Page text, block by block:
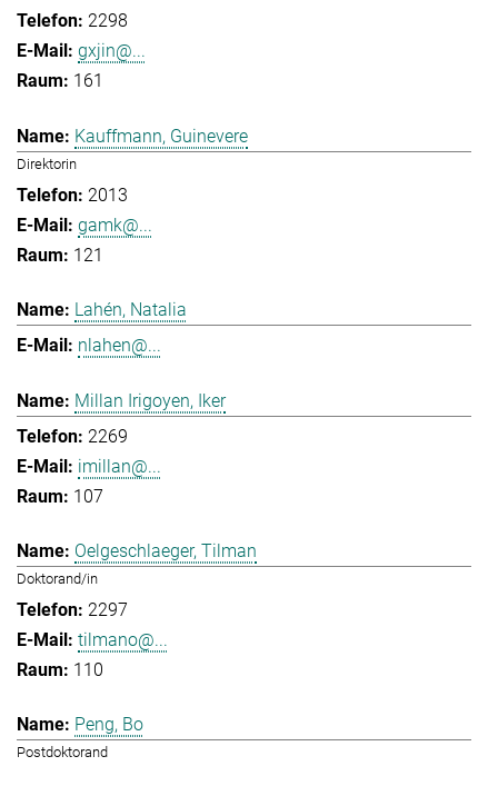
2298
gxjin@...
161
Kauffmann, Guinevere
Direktorin
2013
gamk@...
121
Lahén, Natalia
nlahen@...
Millan Irigoyen, Iker
2269
imillan@...
107
Oelgeschlaeger, Tilman
Doktorand/in
2297
tilmano@...
110
Peng, Bo
Postdoktorand